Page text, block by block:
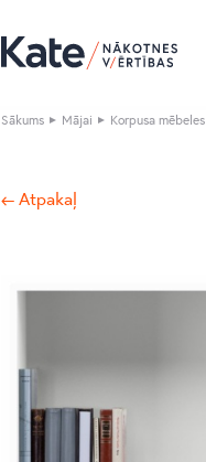
Sākums Mājai Korpusa mēbeles
← Atpakaļ